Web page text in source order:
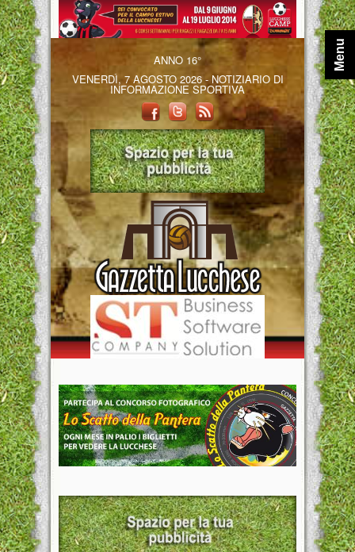
ANNO 16°
VENERDÌ, 7 AGOSTO 2026 - NOTIZIARIO DI
INFORMAZIONE SPORTIVA
Menu